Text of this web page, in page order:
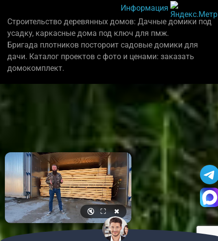
Информация
Строительство деревянных домов: Дачные домики под
усадку, каркасные дома под ключ для пмж.
Бригада плотников постороит садовые домики для
дачи. Каталог проектов с фото и ценами: заказать
домокомплект.
🔇 ⛶ ✖